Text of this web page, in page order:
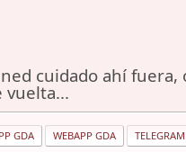
cuidado ahí fuera,
vuelta...
GDA WEBAPP GDA